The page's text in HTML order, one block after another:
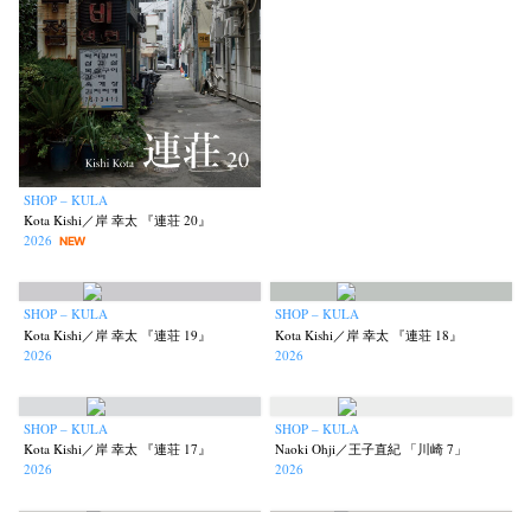
SHOP – KULA
Kota Kishi／岸 幸太 『連荘 20』
2026
NEW
SHOP – KULA
Kota Kishi／岸 幸太 『連荘 19』
2026
SHOP – KULA
Kota Kishi／岸 幸太 『連荘 18』
2026
SHOP – KULA
Kota Kishi／岸 幸太 『連荘 17』
2026
SHOP – KULA
Naoki Ohji／王子直紀 「川崎 7」
2026